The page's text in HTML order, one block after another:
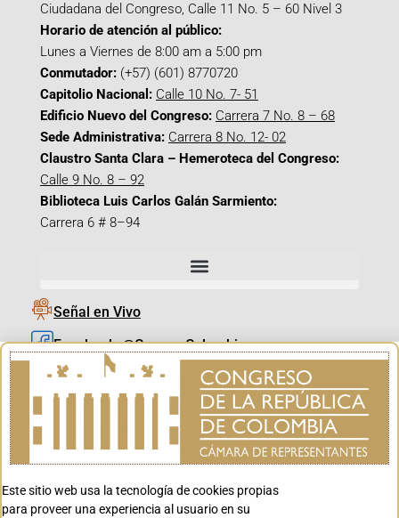
Ciudadana del Congreso, Calle 11 No. 5 – 60 Nivel 3
Horario de atención al público:
Lunes a Viernes de 8:00 am a 5:00 pm
Conmutador: (+57) (601) 8770720
Capitolio Nacional: Calle 10 No. 7- 51
Edificio Nuevo del Congreso: Carrera 7 No. 8 – 68
Sede Administrativa: Carrera 8 No. 12- 02
Claustro Santa Clara – Hemeroteca del Congreso:
Calle 9 No. 8 – 92
Biblioteca Luis Carlos Galán Sarmiento:
Carrera 6 # 8–94
Señal en Vivo
Facebook_@CamaraColombia
Instagram_@CamaraColombia
X_@CamaraColombia
Youtube_@CamaraColombia
Youtube_@CanalCongreso
Este sitio web usa la tecnología de cookies propias
para proveer una experiencia al usuario en su